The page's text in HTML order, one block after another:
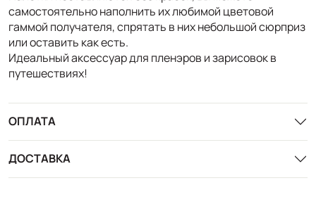
самостоятельно наполнить их любимой цветовой
гаммой получателя, спрятать в них небольшой сюрприз
или оставить как есть.
Идеальный аксессуар для пленэров и зарисовок в
путешествиях!
ОПЛАТА
ДОСТАВКА